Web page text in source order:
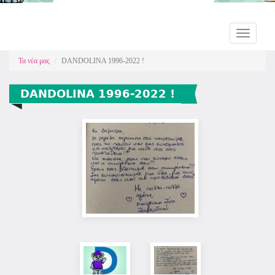
Toggle
navigation
Τα νέα μας
DANDOLINA 1996-2022 !
DANDOLINA 1996-2022 !